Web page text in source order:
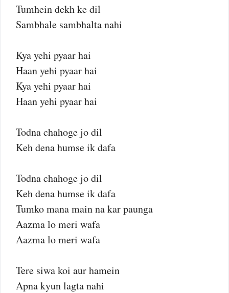
Tumhein dekh ke dil
Sambhale sambhalta nahi
Kya yehi pyaar hai
Haan yehi pyaar hai
Kya yehi pyaar hai
Haan yehi pyaar hai
Todna chahoge jo dil
Keh dena humse ik dafa
Todna chahoge jo dil
Keh dena humse ik dafa
Tumko mana main na kar paunga
Aazma lo meri wafa
Aazma lo meri wafa
Tere siwa koi aur hamein
Apna kyun lagta nahi